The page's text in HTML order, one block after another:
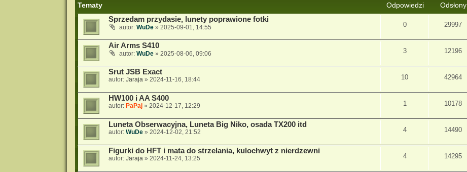
Tematy Odpowiedzi Odsłony
Sprzedam przydasie, lunety poprawione fotki
autor: WuDe» 2025-09-01, 14:55 0 29997
Air Arms S410
autor: WuDe» 2025-08-06, 09:06 3 12196
Śrut JSB Exact
autor: Jaraja » 2024-11-16, 18:44 10 42964
HW100 i AA S400
autor: PaPaj» 2024-12-17, 12:29 1 10178
Luneta Obserwacyjna, Luneta Big Niko, osada TX200 itd
autor: WuDe» 2024-12-02, 21:52 4 14490
Figurki do HFT i mata do strzelania, kulochwyt z nierdzewni
autor: Jaraja » 2024-11-24, 13:25 4 14295